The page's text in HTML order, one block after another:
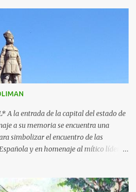
A la entrada de la capital del estado de
a su memoria se encuentra una
simbolizar el encuentro de las
y en homenaje al mítico líder
representa a un ideal guerrero en pie,